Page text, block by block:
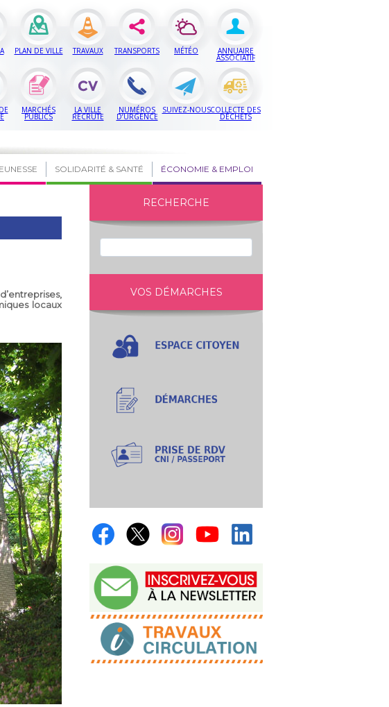
PLAN DE VILLE TRAVAUX TRANSPORTS MÉTÉO ANNUAIRE
ASSOCIATIF
MARCHÉS
PUBLICS
LA VILLE
RECRUTE
NUMÉROS
D’URGENCE
SUIVEZ-NOUSCOLLECTE DES
DÉCHETS
SOLIDARITÉ & SANTÉ ÉCONOMIE & EMPLOI
locaux
RECHERCHE
VOS DÉMARCHES